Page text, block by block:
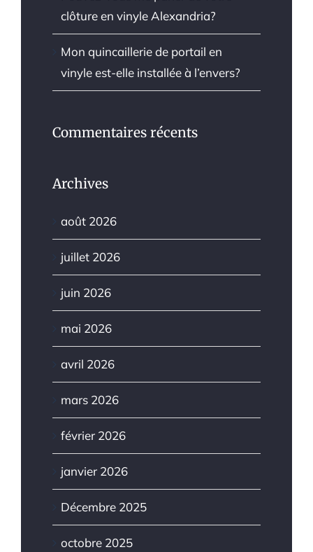
clôture en vinyle Alexandria?
Mon quincaillerie de portail en
vinyle est-elle installée à l’envers?
Commentaires récents
Archives
août 2026
juillet 2026
juin 2026
mai 2026
avril 2026
mars 2026
février 2026
janvier 2026
Décembre 2025
octobre 2025